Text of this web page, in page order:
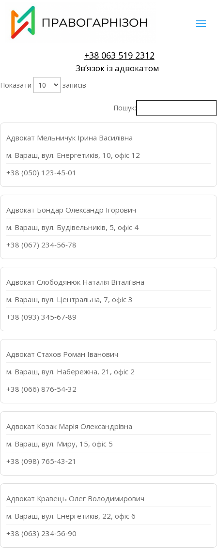
+38 063 519 2312
Звʼязок із адвокатом
Показати записів
Пошук:
Адвокат Мельничук Ірина Василівна
м. Вараш, вул. Енергетиків, 10, офіс 12
+38 (050) 123‑45‑01
Адвокат Бондар Олександр Ігорович
м. Вараш, вул. Будівельників, 5, офіс 4
+38 (067) 234‑56‑78
Адвокат Слободянюк Наталія Віталіївна
м. Вараш, вул. Центральна, 7, офіс 3
+38 (093) 345‑67‑89
Адвокат Стахов Роман Іванович
м. Вараш, вул. Набережна, 21, офіс 2
+38 (066) 876‑54‑32
Адвокат Козак Марія Олександрівна
м. Вараш, вул. Миру, 15, офіс 5
+38 (098) 765‑43‑21
Адвокат Кравець Олег Володимирович
м. Вараш, вул. Енергетиків, 22, офіс 6
+38 (063) 234‑56‑90